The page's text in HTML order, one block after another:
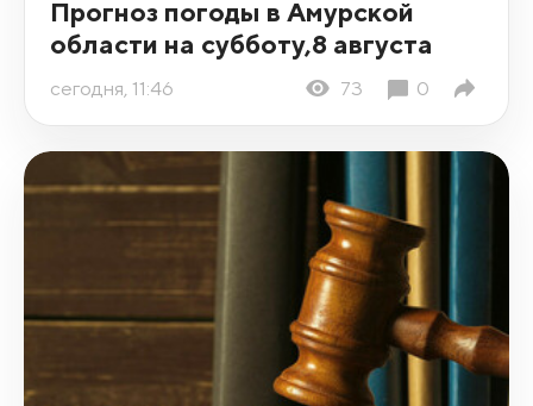
Прогноз погоды в Амурской
области на субботу,8 августа
сегодня, 11:46 73 0